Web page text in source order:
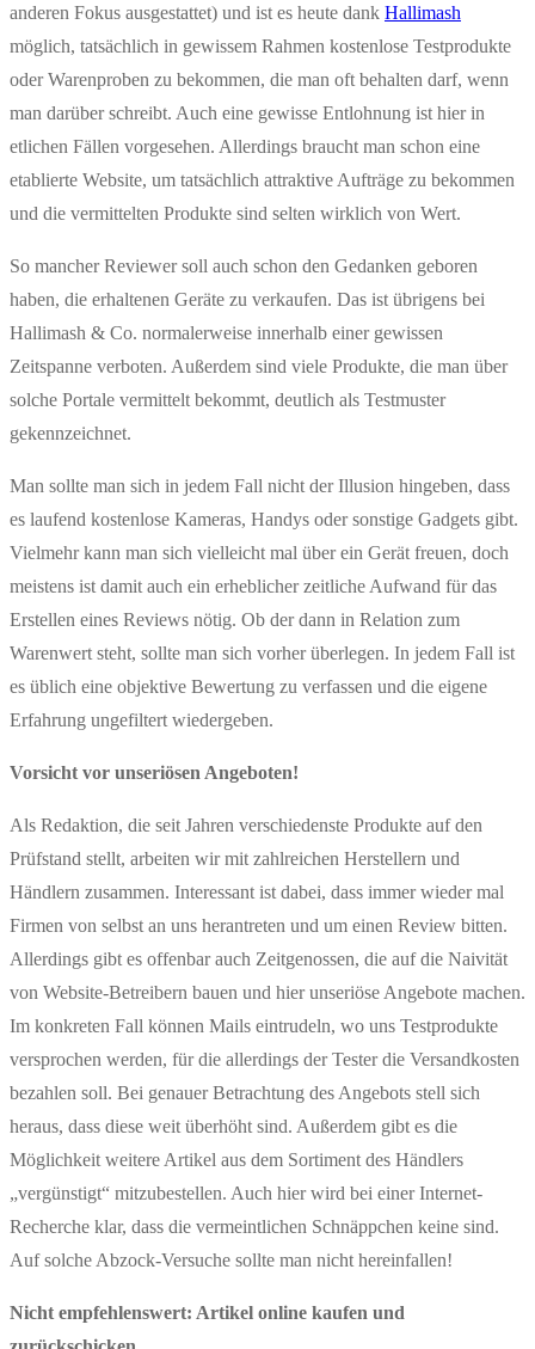
anderen Fokus ausgestattet) und ist es heute dank Hallimash
möglich, tatsächlich in gewissem Rahmen kostenlose Testprodukte
oder Warenproben zu bekommen, die man oft behalten darf, wenn
man darüber schreibt. Auch eine gewisse Entlohnung ist hier in
etlichen Fällen vorgesehen. Allerdings braucht man schon eine
etablierte Website, um tatsächlich attraktive Aufträge zu bekommen
und die vermittelten Produkte sind selten wirklich von Wert.
So mancher Reviewer soll auch schon den Gedanken geboren
haben, die erhaltenen Geräte zu verkaufen. Das ist übrigens bei
Hallimash & Co. normalerweise innerhalb einer gewissen
Zeitspanne verboten. Außerdem sind viele Produkte, die man über
solche Portale vermittelt bekommt, deutlich als Testmuster
gekennzeichnet.
Man sollte man sich in jedem Fall nicht der Illusion hingeben, dass
es laufend kostenlose Kameras, Handys oder sonstige Gadgets gibt.
Vielmehr kann man sich vielleicht mal über ein Gerät freuen, doch
meistens ist damit auch ein erheblicher zeitliche Aufwand für das
Erstellen eines Reviews nötig. Ob der dann in Relation zum
Warenwert steht, sollte man sich vorher überlegen. In jedem Fall ist
es üblich eine objektive Bewertung zu verfassen und die eigene
Erfahrung ungefiltert wiedergeben.
Vorsicht vor unseriösen Angeboten!
Als Redaktion, die seit Jahren verschiedenste Produkte auf den
Prüfstand stellt, arbeiten wir mit zahlreichen Herstellern und
Händlern zusammen. Interessant ist dabei, dass immer wieder mal
Firmen von selbst an uns herantreten und um einen Review bitten.
Allerdings gibt es offenbar auch Zeitgenossen, die auf die Naivität
von Website-Betreibern bauen und hier unseriöse Angebote machen.
Im konkreten Fall können Mails eintrudeln, wo uns Testprodukte
versprochen werden, für die allerdings der Tester die Versandkosten
bezahlen soll. Bei genauer Betrachtung des Angebots stell sich
heraus, dass diese weit überhöht sind. Außerdem gibt es die
Möglichkeit weitere Artikel aus dem Sortiment des Händlers
„vergünstigt“ mitzubestellen. Auch hier wird bei einer Internet-
Recherche klar, dass die vermeintlichen Schnäppchen keine sind.
Auf solche Abzock-Versuche sollte man nicht hereinfallen!
Nicht empfehlenswert: Artikel online kaufen und